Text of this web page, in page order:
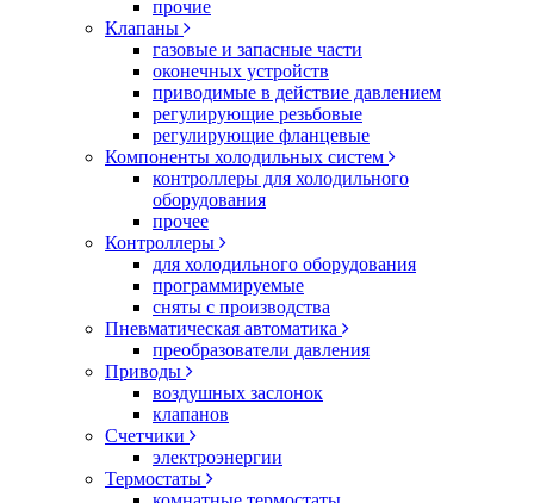
прочие
Клапаны
газовые и запасные части
оконечных устройств
приводимые в действие давлением
регулирующие резьбовые
регулирующие фланцевые
Компоненты холодильных систем
контроллеры для холодильного
оборудования
прочее
Контроллеры
для холодильного оборудования
программируемые
сняты с производства
Пневматическая автоматика
преобразователи давления
Приводы
воздушных заслонок
клапанов
Счетчики
электроэнергии
Термостаты